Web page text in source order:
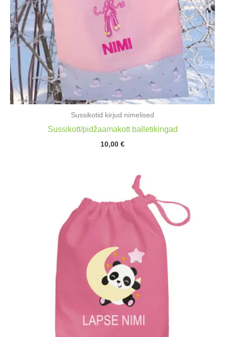
Sussikotid kirjud nimelised
Sussikott/pidžaamakott balletikingad
10,00 €